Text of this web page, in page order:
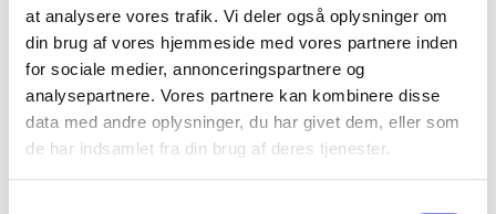
at analysere vores trafik. Vi deler også oplysninger om
din brug af vores hjemmeside med vores partnere inden
for sociale medier, annonceringspartnere og
analysepartnere. Vores partnere kan kombinere disse
data med andre oplysninger, du har givet dem, eller som
de har indsamlet fra din brug af deres tjenester.
Kontaktoplysninger
Firmanavn/Privatkunde *